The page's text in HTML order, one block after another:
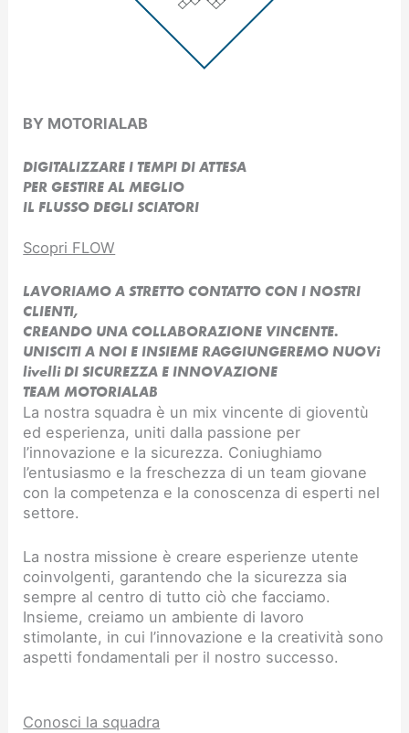
BY MOTORIALAB
DIGITALIZZARE I TEMPI DI ATTESA
PER GESTIRE AL MEGLIO
IL FLUSSO DEGLI SCIATORI
Scopri FLOW
LAVORIAMO A STRETTO CONTATTO CON I NOSTRI
CLIENTI,
CREANDO UNA COLLABORAZIONE VINCENTE.
UNISCITI A NOI E INSIEME RAGGIUNGEREMO NUOVi
livelli DI SICUREZZA E INNOVAZIONE​
TEAM MOTORIALAB
La nostra squadra è un mix vincente di gioventù
ed esperienza, uniti dalla passione per
l’innovazione e la sicurezza. Coniughiamo
l’entusiasmo e la freschezza di un team giovane
con la competenza e la conoscenza di esperti nel
settore.
La nostra missione è creare esperienze utente
coinvolgenti, garantendo che la sicurezza sia
sempre al centro di tutto ciò che facciamo.
Insieme, creiamo un ambiente di lavoro
stimolante, in cui l’innovazione e la creatività sono
aspetti fondamentali per il nostro successo.
Conosci la squadra